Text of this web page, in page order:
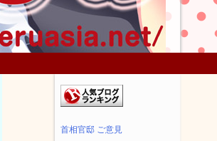
首相官邸 ご意見